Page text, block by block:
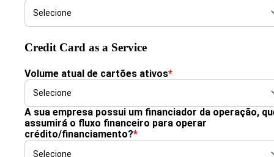
Credit Card as a Service
Volume atual de cartões ativos*
A sua empresa possui um financiador da operação,
assumirá o fluxo financeiro para operar
crédito/financiamento?*